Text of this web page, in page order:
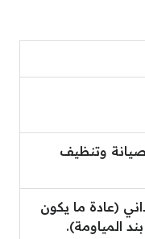
وتنظيف
(عادة ما يكون
المياومة).